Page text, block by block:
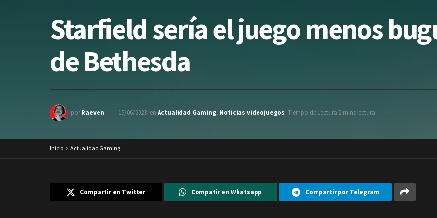
Starfield sería el juego menos
de Bethesda
por Raeven 15/06/2023 en Actualidad Gaming, Noticias videojuegos Tiempo de Lectura:2 mins lectura
Inicio Actualidad Gaming
Compartir en Twitter Compatir en Whatsapp Compartir por Telegram